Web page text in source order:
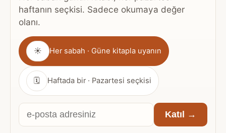
haftanın seçkisi. Sadece okumaya değer
olanı.
Gönderim
sıklığı
☀ Her sabah · Güne kitapla uyanın
🗓 Haftada bir · Pazartesi seçkisi
E-
posta
Katıl →